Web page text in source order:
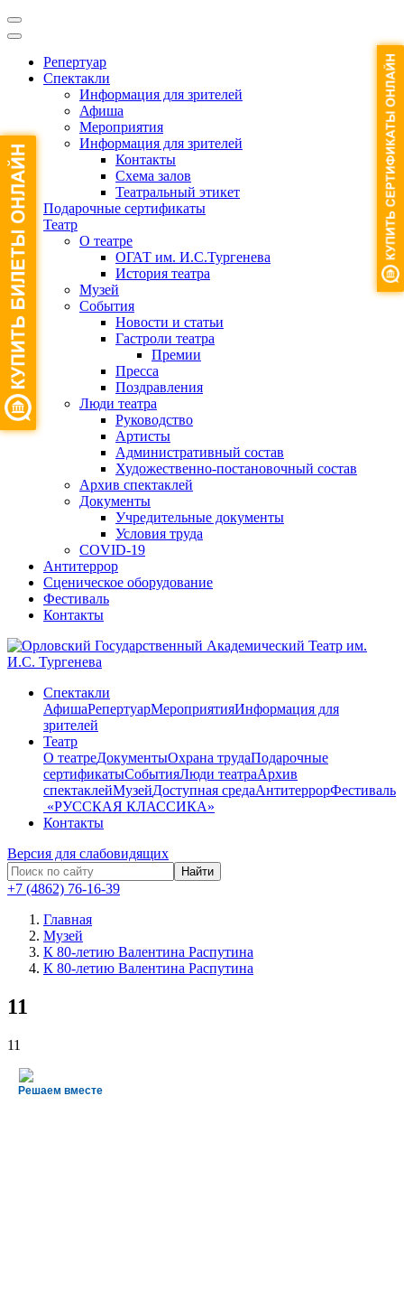
Репертуар
Спектакли
Информация для зрителей
Афиша
Мероприятия
Информация для зрителей
Контакты
Схема залов
Театральный этикет
Подарочные сертификаты
Театр
О театре
ОГАТ им. И.С.Тургенева
История театра
Музей
События
Новости и статьи
Гастроли театра
Премии
Пресса
Поздравления
Люди театра
Руководство
Артисты
Административный состав
Художественно-постановочный состав
Архив спектаклей
Документы
Учредительные документы
Условия труда
COVID-19
Антитеррор
Сценическое оборудование
Фестиваль
Контакты
Спектакли
АфишаРепертуарМероприятияИнформация для
зрителей
Театр
О театреДокументыОхрана трудаПодарочные
сертификатыСобытияЛюди театраАрхив
спектаклейМузейДоступная средаАнтитеррорФестиваль
​ «РУССКАЯ КЛАССИКА»
Контакты
Версия для слабовидящих
Найти
+7 (4862) 76-16-39
Главная
Музей
К 80-летию Валентина Распутина
К 80-летию Валентина Распутина
11
11
Решаем вместе